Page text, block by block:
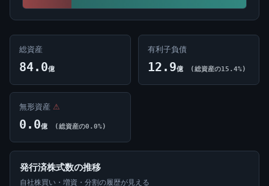
総資産
84.0億
有利子負債
12.9億 (総資産の15.4%)
無形資産 ⚠
0.0億 (総資産の0.0%)
発行済株式数の推移
自社株買い・増資・分割の履歴が見える